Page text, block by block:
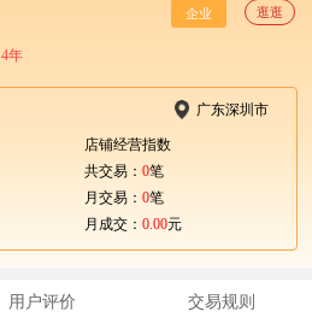
企业 逛逛
4年
广东深圳市
店铺经营指数
共交易： 0笔
月交易： 0笔
月成交： 0.00元
用户评价 交易规则